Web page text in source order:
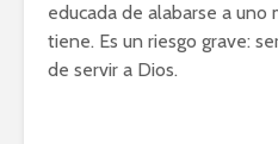
educada de alabarse a
tiene. Es un riesgo grave:
de servir a Dios.